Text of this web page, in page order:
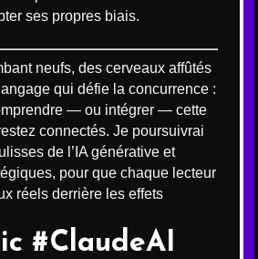
ses propres biais.
neufs, des cerveaux affûtés
qui défie la concurrence :
— ou intégrer — cette
connectés. Je poursuivrai
de l’IA générative et
pour que chaque lecteur
réels derrière les effets
#ClaudeAI